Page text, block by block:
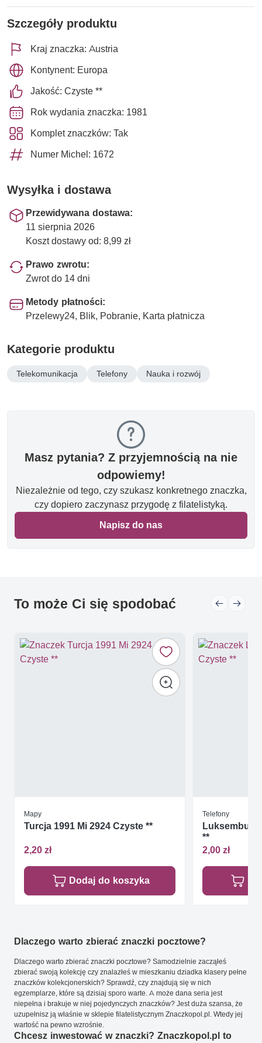
Szczegóły produktu
Kraj znaczka: Austria
Kontynent: Europa
Jakość: Czyste **
Rok wydania znaczka: 1981
Komplet znaczków: Tak
Numer Michel: 1672
Wysyłka i dostawa
Przewidywana dostawa:
11 sierpnia 2026
Koszt dostawy od: 8,99 zł
Prawo zwrotu:
Zwrot do 14 dni
Metody płatności:
Przelewy24, Blik, Pobranie, Karta płatnicza
Kategorie produktu
Telekomunikacja Telefony Nauka i rozwój
Masz pytania? Z przyjemnością na nie
odpowiemy!
Niezależnie od tego, czy szukasz konkretnego znaczka,
czy dopiero zaczynasz przygodę z filatelistyką.
Napisz do nas
To może Ci się spodobać
Mapy
Turcja 1991 Mi 2924 Czyste **
2,20 zł
Dodaj do koszyka
Telefony
Luksemburg
**
2,00 zł
Dlaczego warto zbierać znaczki pocztowe?
Dlaczego warto zbierać znaczki pocztowe? Samodzielnie zacząłeś
zbierać swoją kolekcję czy znalazłeś w mieszkaniu dziadka klasery pełne
znaczków kolekcjonerskich? Sprawdź, czy znajdują się w nich
egzemplarze, które są dzisiaj sporo warte. A może dana seria jest
niepełna i brakuje w niej pojedynczych znaczków? Jest duża szansa, że
uzupełnisz ją właśnie w sklepie filatelistycznym Znaczkopol.pl. Wtedy jej
wartość na pewno wzrośnie.
Chcesz inwestować w znaczki? Znaczkopol.pl to